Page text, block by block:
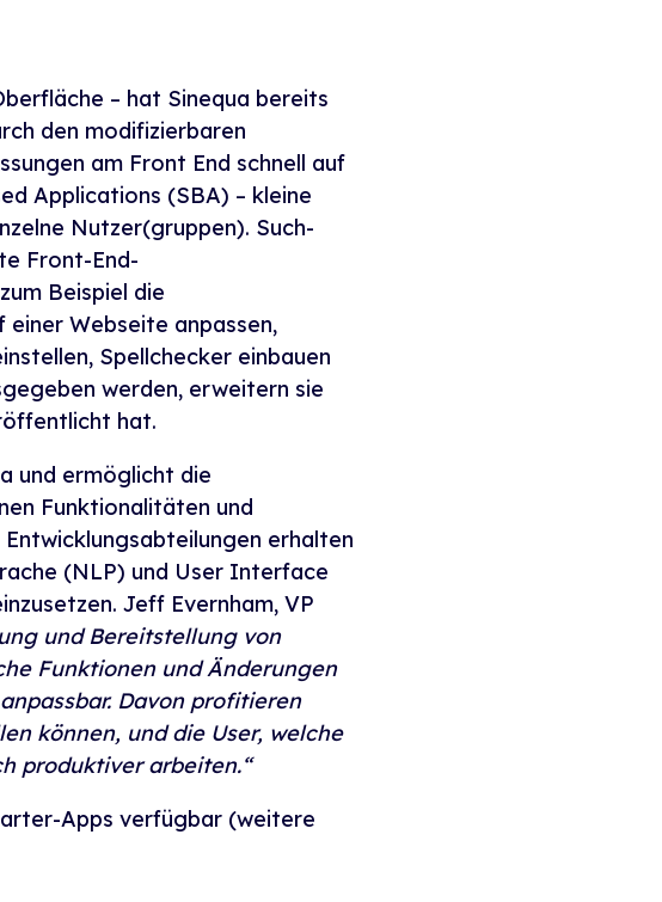
– hat Sinequa bereits
den modifizierbaren
am Front End schnell auf
Applications (SBA) – kleine
Nutzer(gruppen). Such-
Front-End-
Beispiel die
einer Webseite anpassen,
Spellchecker einbauen
werden, erweitern sie
hat.
und ermöglicht die
Funktionalitäten und
erhalten
(NLP) und User Interface
Jeff Evernham, VP
und Bereitstellung von
Funktionen und Änderungen
Davon profitieren
können, und die User, welche
produktiver arbeiten.“
Apps verfügbar (weitere